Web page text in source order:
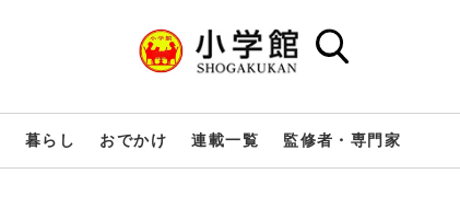
暮らし おでかけ 連載一覧 監修者・専門家